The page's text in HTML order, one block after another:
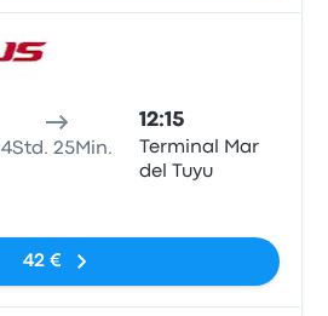
4Std. 25Min.
12:15
Terminal Mar
del Tuyu
42 €